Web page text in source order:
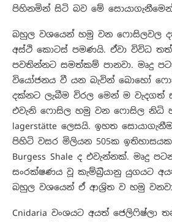
පිහිනමින් සිටි බව මේ
බහුල වශයෙන් හමු වන ෆොසිලවල
අස්ථි කොටස් පමණයි. ඒවා විවිධ
පවතින්නට සමත්කම් පානවා. මෘදු
වියෝජනය වී යන බැවින් බොහෝ
දක්නට ලැබීම විරල මෙන් ම වැදගත්
එවැනි ෆොසිල හමු වන ෆොසිල නිධි
lagerstätte ලෙසයි. ඉහත
පිහිටි වසර මිලියන 505ක
Burgess Shale ද එවැන්නක්. මෘදු
සංරක්ෂණය වූ කැම්බ්‍රියානු යුගයට
බහුල වශයෙන් ඒ ආශ්‍රිත ව හමු
Cnidaria වංශයට අයත් ජෙලිෆිෂ්ලා